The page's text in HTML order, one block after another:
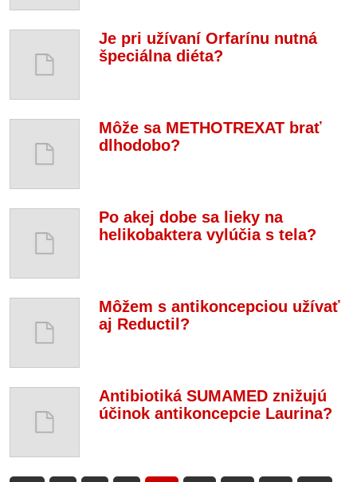
Je pri užívaní Orfarínu nutná
špeciálna diéta?
Môže sa METHOTREXAT brať
dlhodobo?
Po akej dobe sa lieky na
helikobaktera vylúčia s tela?
Môžem s antikoncepciou užívať
aj Reductil?
Antibiotiká SUMAMED znižujú
účinok antikoncepcie Laurina?